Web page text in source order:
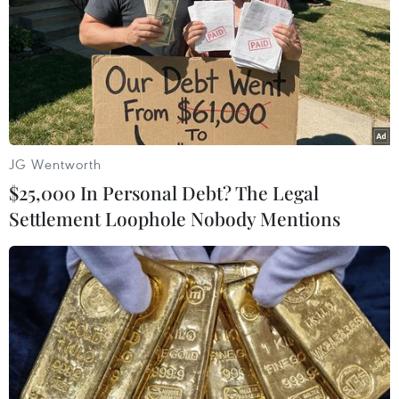
Theo dõi VietnamPlus
TIN LIÊN QUAN
JG Wentworth
$25,000 In Personal Debt? The Legal
Settlement Loophole Nobody Mentions